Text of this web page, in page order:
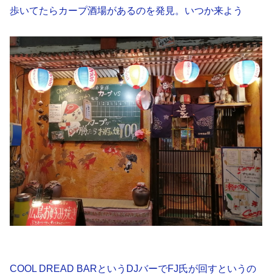
歩いてたらカープ酒場があるのを発見。いつか来よう
COOL DREAD BARというDJバーでFJ氏が回すというの